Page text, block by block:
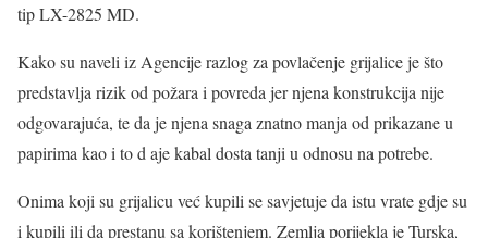
tip LX-2825 MD.
Kako su naveli iz Agencije razlog za povlačenje grijalice je što
predstavlja rizik od požara i povreda jer njena konstrukcija nije
odgovarajuća, te da je njena snaga znatno manja od prikazane u
papirima kao i to d aje kabal dosta tanji u odnosu na potrebe.
Onima koji su grijalicu već kupili se savjetuje da istu vrate gdje su
i kupili ili da prestanu sa korištenjem. Zemlja porijekla je Turska,